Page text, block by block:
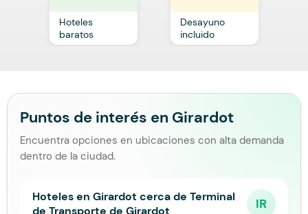
Hoteles
baratos
Desayuno
incluido
Puntos de interés en Girardot
Encuentra opciones en ubicaciones con alta demanda
dentro de la ciudad.
Hoteles en Girardot cerca de Terminal
de Transporte de Girardot
IR